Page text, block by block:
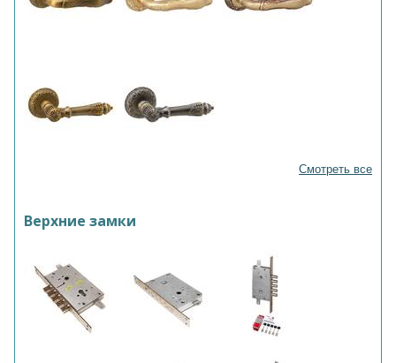
Смотреть все
Верхние замки